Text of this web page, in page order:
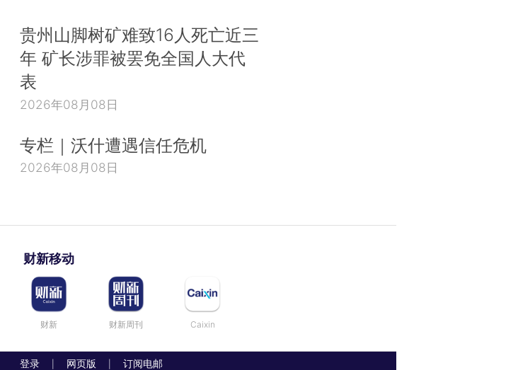
贵州山脚树矿难致16人死亡近三
年 矿长涉罪被罢免全国人大代
表
2026年08月08日
专栏｜沃什遭遇信任危机
2026年08月08日
财新移动
财新 财新周刊 Caixin
登录 网页版 订阅电邮